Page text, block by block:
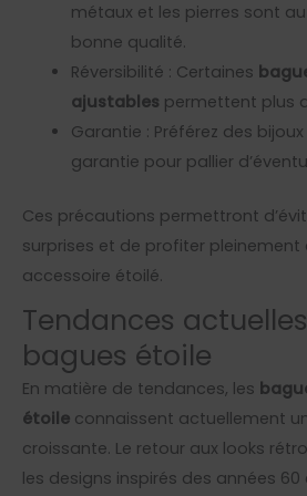
métaux et les pierres sont
bonne qualité.
Réversibilité : Certaines
ajustables permettent plus
Garantie : Préférez des
garantie pour pallier
Ces précautions permettront
surprises et de profiter pleinement
accessoire étoilé.
Tendances
bagues étoile
En matière de tendances, les
étoile connaissent actuellement
croissante. Le retour aux looks
les designs inspirés des années